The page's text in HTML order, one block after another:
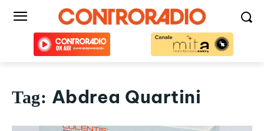
Tag: Abdrea Quartini